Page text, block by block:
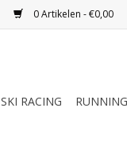
0 Artikelen - €0,00
SKI RACING RUNNING